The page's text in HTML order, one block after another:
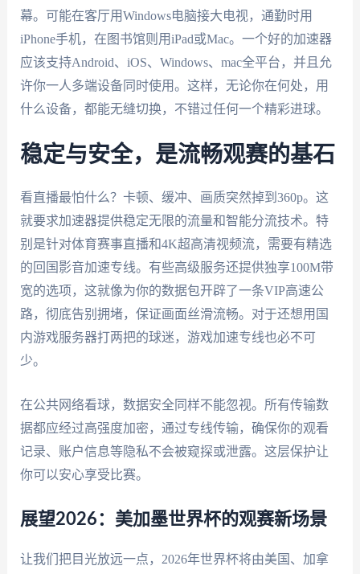
幕。可能在客厅用Windows电脑接大电视，通勤时用
iPhone手机，在图书馆则用iPad或Mac。一个好的加速器
应该支持Android、iOS、Windows、mac全平台，并且允
许你一人多端设备同时使用。这样，无论你在何处，用
什么设备，都能无缝切换，不错过任何一个精彩进球。
稳定与安全，是流畅观赛的基石
看直播最怕什么？卡顿、缓冲、画质突然掉到360p。这
就要求加速器提供稳定无限的流量和智能分流技术。特
别是针对体育赛事直播和4K超高清视频流，需要有精选
的回国影音加速专线。有些高级服务还提供独享100M带
宽的选项，这就像为你的数据包开辟了一条VIP高速公
路，彻底告别拥堵，保证画面丝滑流畅。对于还想用国
内游戏服务器打两把的球迷，游戏加速专线也必不可
少。
在公共网络看球，数据安全同样不能忽视。所有传输数
据都应经过高强度加密，通过专线传输，确保你的观看
记录、账户信息等隐私不会被窥探或泄露。这层保护让
你可以安心享受比赛。
展望2026：美加墨世界杯的观赛新场景
让我们把目光放远一点，2026年世界杯将由美国、加拿